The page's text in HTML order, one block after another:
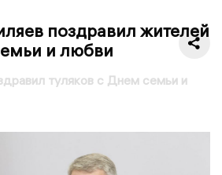
поздравил жителей
и любви
туляков с Днем семьи и